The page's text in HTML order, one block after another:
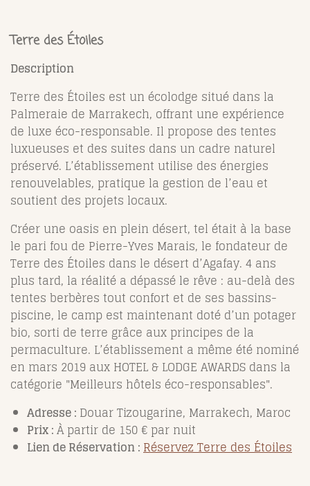
Terre des Étoiles
Description
Terre des Étoiles est un écolodge situé dans la
Palmeraie de Marrakech, offrant une expérience
de luxe éco-responsable. Il propose des tentes
luxueuses et des suites dans un cadre naturel
préservé. L’établissement utilise des énergies
renouvelables, pratique la gestion de l’eau et
soutient des projets locaux.
Créer une oasis en plein désert, tel était à la base
le pari fou de Pierre-Yves Marais, le fondateur de
Terre des Étoiles dans le désert d’Agafay. 4 ans
plus tard, la réalité a dépassé le rêve : au-delà des
tentes berbères tout confort et de ses bassins-
piscine, le camp est maintenant doté d’un potager
bio, sorti de terre grâce aux principes de la
permaculture. L’établissement a même été nominé
en mars 2019 aux HOTEL & LODGE AWARDS dans la
catégorie "Meilleurs hôtels éco-responsables".
Adresse : Douar Tizougarine, Marrakech, Maroc
Prix :À partir de 150 € par nuit
Lien de Réservation :Réservez Terre des Étoiles